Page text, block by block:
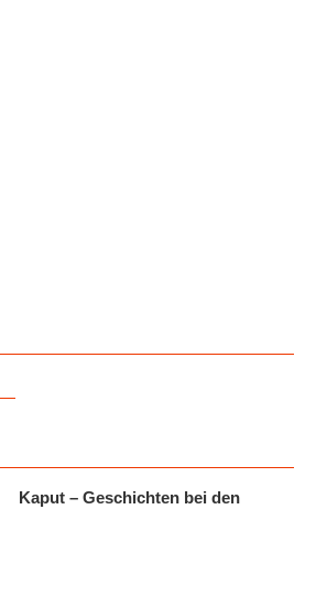
Kaput – Geschichten bei den